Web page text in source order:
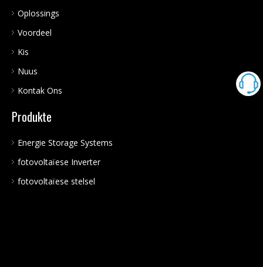
Oplossings
Voordeel
Kis
Nuus
Kontak Ons
Produkte
Energie Storage Systems
fotovoltaïese Inverter
fotovoltaïese stelsel